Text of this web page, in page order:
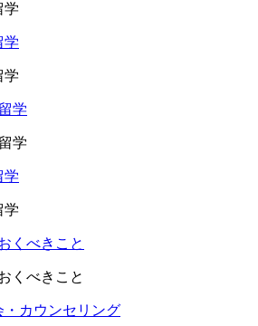
学
学
学
学
学
学
学
くべきこと
くべきこと
・カウンセリング